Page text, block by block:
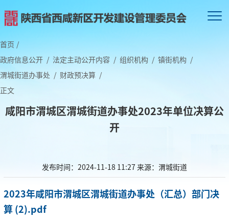
首页 /
政府信息公开 / 法定主动公开内容 / 组织机构 / 镇街机构 /
渭城街道办事处 / 财政预决算 /
正文
咸阳市渭城区渭城街道办事处2023年单位决算公
开
发布时间：2024-11-18 11:27 来源：渭城街道
2023年咸阳市渭城区渭城街道办事处（汇总）部门决
算 (2).pdf